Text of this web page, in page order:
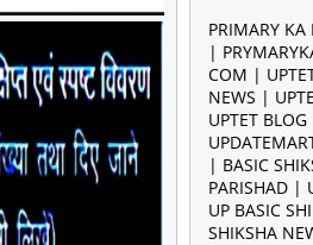
PRIMARY
|
COM |
NEWS |
UPTET
| BASIC
PARISHAD |
UP BASIC
SHIKSHA